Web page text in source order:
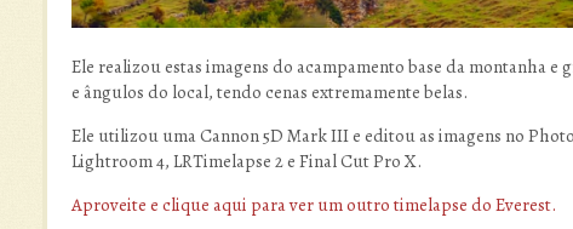
Ele realizou estas imagens do acampamento base da montanha e
e ângulos do local, tendo cenas extremamente belas.
Ele utilizou uma Cannon 5D Mark III e editou as imagens no
Lightroom 4, LRTimelapse 2 e Final Cut Pro X.
Aproveite e clique aqui para ver um outro timelapse do Everest.